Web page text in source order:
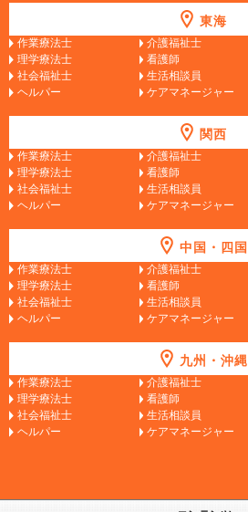
東海
作業療法士 介護福祉士
理学療法士
看護師
社会福祉士
生活相談員
ヘルパー
ケアマネージャー
関西
作業療法士 介護福祉士
理学療法士
看護師
社会福祉士
生活相談員
ヘルパー
ケアマネージャー
中国・四国
作業療法士 介護福祉士
理学療法士
看護師
社会福祉士
生活相談員
ヘルパー
ケアマネージャー
九州・沖縄
作業療法士 介護福祉士
理学療法士
看護師
社会福祉士
生活相談員
ヘルパー
ケアマネージャー